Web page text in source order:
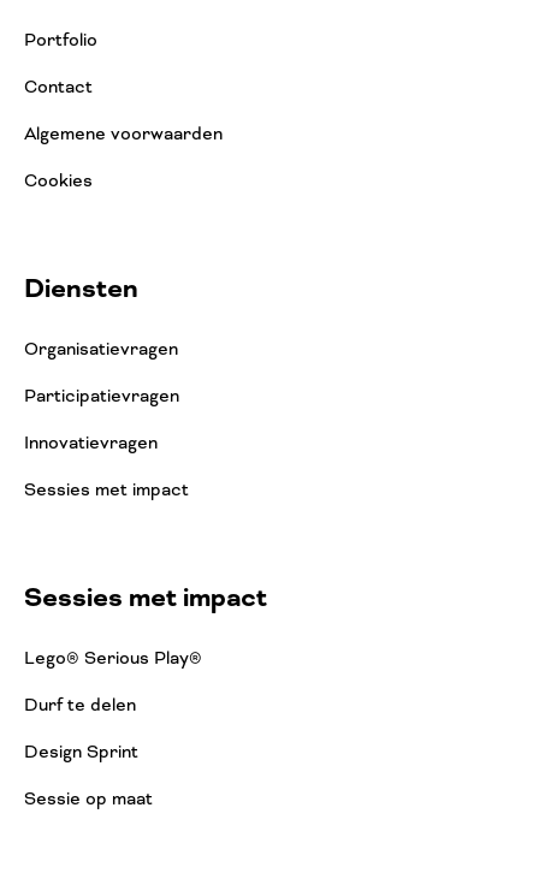
Portfolio
Contact
Algemene voorwaarden
Cookies
Diensten
Organisatievragen
Participatievragen
Innovatievragen
Sessies met impact
Sessies met impact
Lego® Serious Play®
Durf te delen
Design Sprint
Sessie op maat